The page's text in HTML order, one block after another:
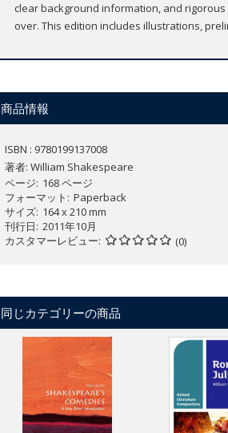
clear background information, and
over. This edition includes illustrations,
商品情報
ISBN : 9780199137008
著者: William Shakespeare
ページ 168 ページ
フォーマット
Paperback
サイズ 164 x 210 mm
刊行日 2011年10月
カスタマーレビュー
(0)
同じカテゴリーの商品